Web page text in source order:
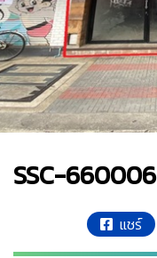
SSC-660006
แชร์